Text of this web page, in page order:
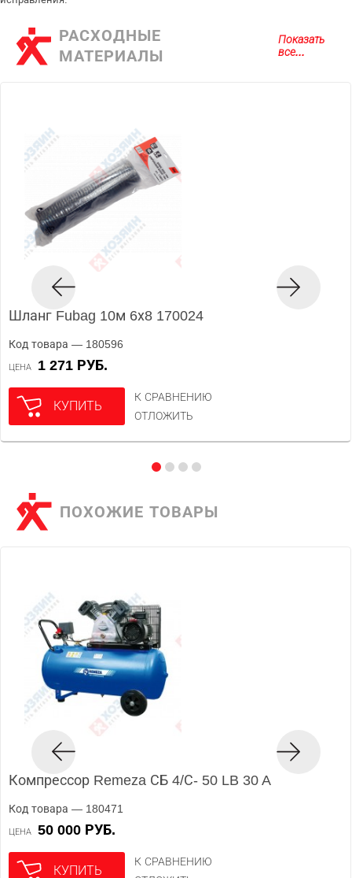
РАСХОДНЫЕ
МАТЕРИАЛЫ
Показать
все...
Шланг Fubag 10м 6х8 170024
Код товара — 180596
ЦЕНА 1 271 РУБ.
КУПИТЬ
К СРАВНЕНИЮ
ОТЛОЖИТЬ
ПОХОЖИЕ ТОВАРЫ
Компрессор Remeza СБ 4/С- 50 LB 30 A
Код товара — 180471
ЦЕНА 50 000 РУБ.
КУПИТЬ
К СРАВНЕНИЮ